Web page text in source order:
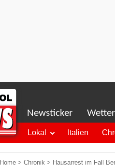
Newsticker Wetter
Lokal Italien
Home > Chronik > Hausarrest im Fall